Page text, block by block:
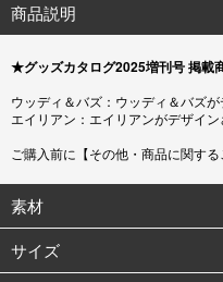
商品説明
★グッズカタログ2025増刊号 掲載
ウッディ＆バズ：ウッディ＆バズ
エイリアン：エイリアンがデザイン
ご購入前に【その他・商品に関す
素材
サイズ